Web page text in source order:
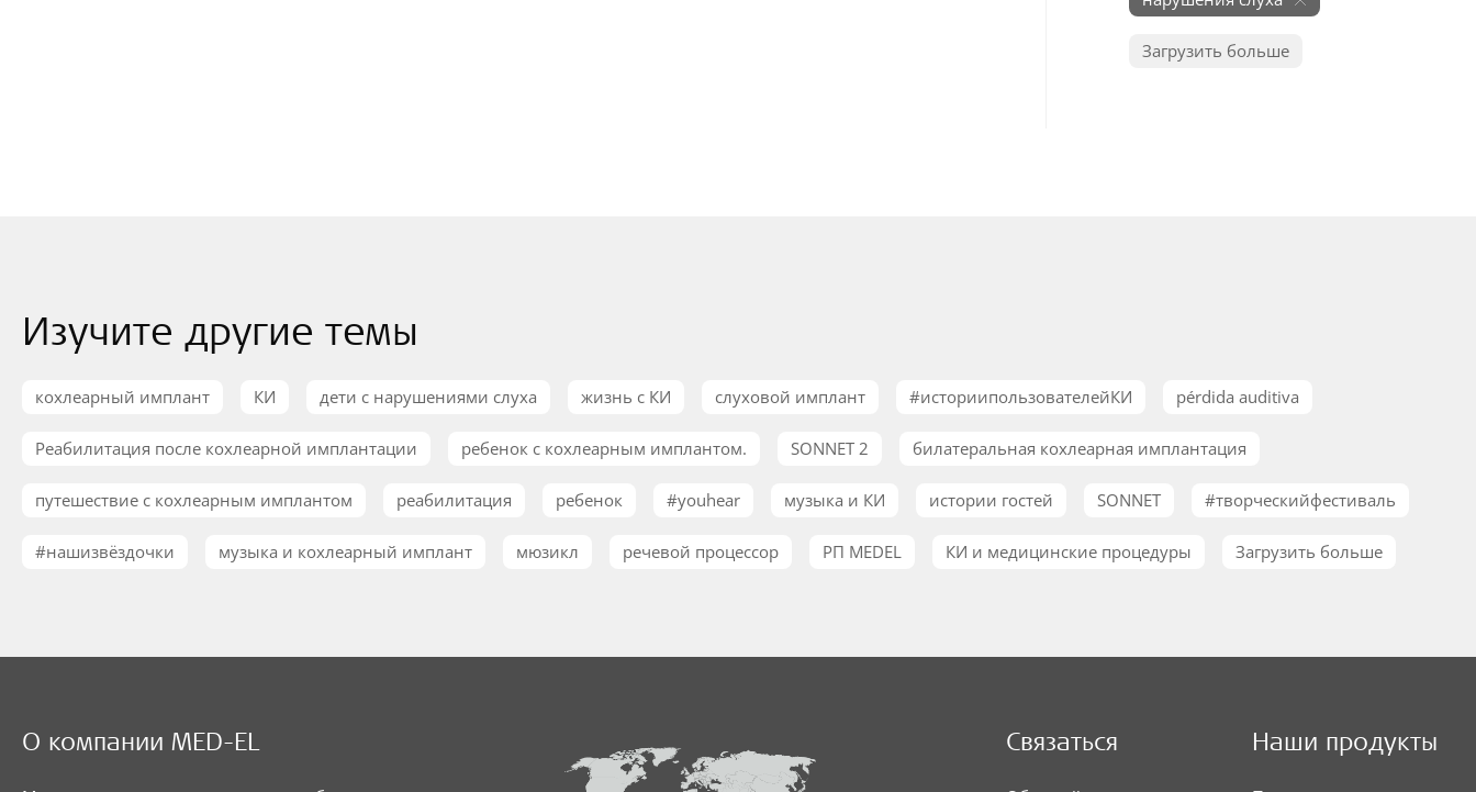
Загрузить больше
Изучите другие темы
кохлеарный имплант КИ дети с нарушениями слуха жизнь с КИ слуховой имплант #историипользователейКИ pérdida auditiva
Реабилитация после кохлеарной имплантации ребенок с кохлеарным имплантом. SONNET 2 билатеральная кохлеарная имплантация
путешествие с кохлеарным имплантом реабилитация ребенок #youhear музыка и КИ истории гостей SONNET #творческийфестиваль
#нашизвёздочки музыка и кохлеарный имплант мюзикл речевой процессор РП MEDEL КИ и медицинские процедуры Загрузить больше
О компании MED-EL Связаться Наши продукты